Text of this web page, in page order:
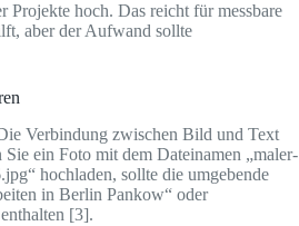
Projekte hoch. Das reicht für messbare
aber der Aufwand sollte
Verbindung zwischen Bild und Text
ein Foto mit dem Dateinamen „maler-
hochladen, sollte die umgebende
in Berlin Pankow“ oder
[3].